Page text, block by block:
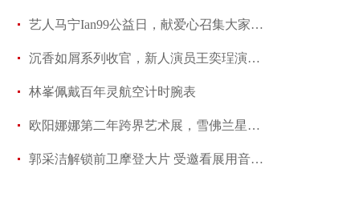
艺人马宁Ian99公益日，献爱心召集大家一起做好事
沉香如屑系列收官，新人演员王奕珵演技获肯定
林峯佩戴百年灵航空计时腕表
欧阳娜娜第二年跨界艺术展，雪佛兰星迈罗Seeker助
郭采洁解锁前卫摩登大片 受邀看展用音乐致敬艺